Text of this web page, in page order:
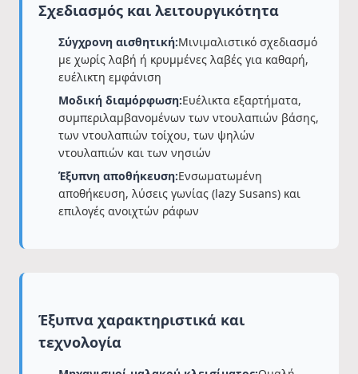
Σχεδιασμός και λειτουργικότητα
Σύγχρονη αισθητική:Μινιμαλιστικό σχεδιασμό
με χωρίς λαβή ή κρυμμένες λαβές για καθαρή,
ευέλικτη εμφάνιση
Μοδική διαμόρφωση:Ευέλικτα εξαρτήματα,
συμπεριλαμβανομένων των ντουλαπιών βάσης,
των ντουλαπιών τοίχου, των ψηλών
ντουλαπιών και των νησιών
Έξυπνη αποθήκευση:Ενσωματωμένη
αποθήκευση, λύσεις γωνίας (lazy Susans) και
επιλογές ανοιχτών ράφων
Έξυπνα χαρακτηριστικά και
τεχνολογία